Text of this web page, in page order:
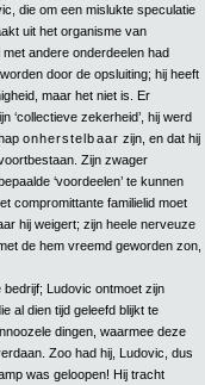
die om een mislukte speculatie
uit het organisme van
andere onderdeelen had
door de opsluiting; hij heeft
maar het niet is. Er
‘collectieve zekerheid’, hij werd
onherstelbaar zijn, en dat hij
Zijn zwager
‘voordeelen’ te kunnen
compromittante familielid moet
hij weigert; zijn heele nerveuze
de hem vreemd geworden zon,
Ludovic ontmoet zijn
al dien tijd geleefd blijkt te
dingen, waarmee deze
Zoo had hij, Ludovic, dus
was geloopen! Hij tracht